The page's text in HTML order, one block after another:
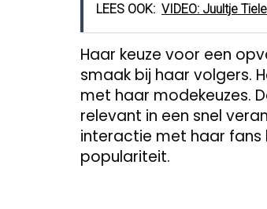
LEES OOK: VIDEO: Juultje
Haar keuze voor een
smaak bij haar volgers.
met haar modekeuzes.
relevant in een snel
interactie met haar
populariteit.